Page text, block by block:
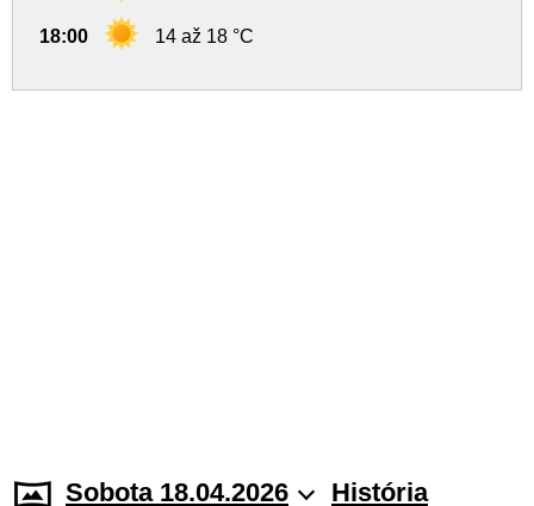
18:00 14 až 18 °C
Sobota 18.04.2026
História